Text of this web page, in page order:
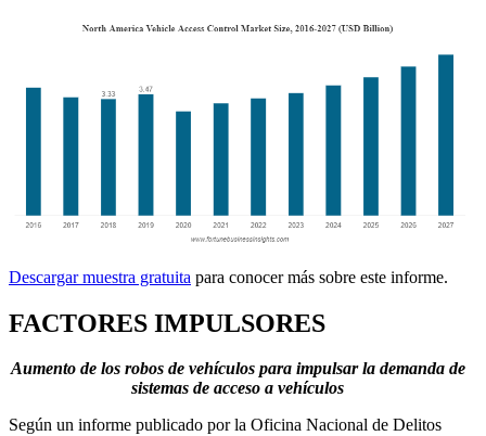
Descargar muestra gratuita para conocer más sobre este informe.
FACTORES IMPULSORES
Aumento de los robos de vehículos para impulsar la demanda de
sistemas de acceso a vehículos
Según un informe publicado por la Oficina Nacional de Delitos